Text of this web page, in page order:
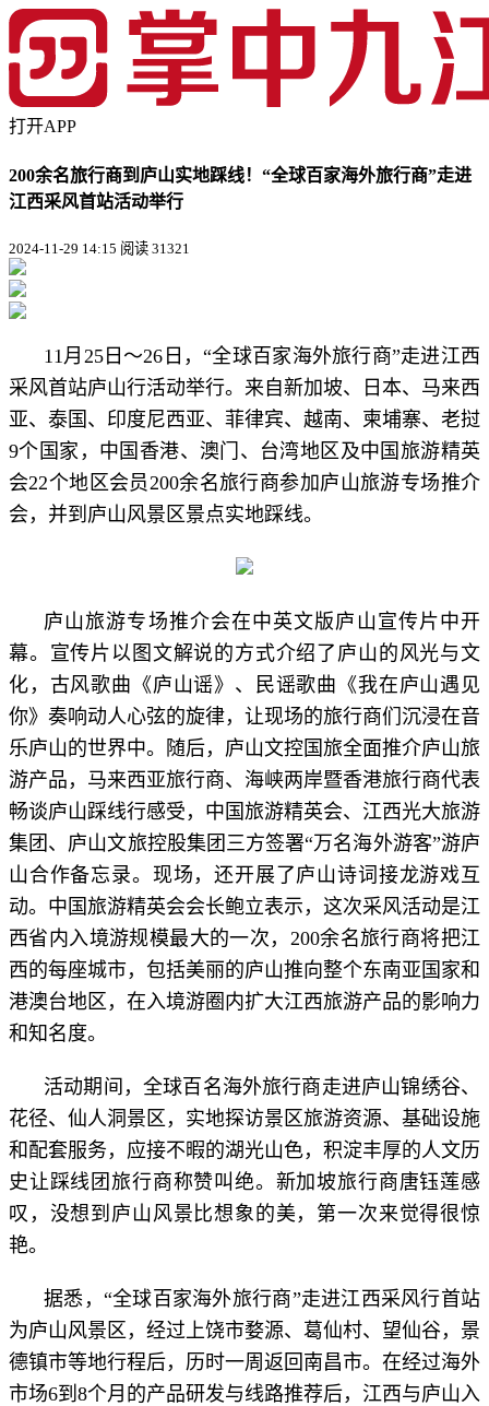
打开APP
200余名旅行商到庐山实地踩线！“全球百家海外旅行商”走进
江西采风首站活动举行
2024-11-29 14:15 阅读 31321
11月25日～26日，“全球百家海外旅行商”走进江西
采风首站庐山行活动举行。来自新加坡、日本、马来西
亚、泰国、印度尼西亚、菲律宾、越南、柬埔寨、老挝
9个国家，中国香港、澳门、台湾地区及中国旅游精英
会22个地区会员200余名旅行商参加庐山旅游专场推介
会，并到庐山风景区景点实地踩线。
庐山旅游专场推介会在中英文版庐山宣传片中开
幕。宣传片以图文解说的方式介绍了庐山的风光与文
化，古风歌曲《庐山谣》、民谣歌曲《我在庐山遇见
你》奏响动人心弦的旋律，让现场的旅行商们沉浸在音
乐庐山的世界中。随后，庐山文控国旅全面推介庐山旅
游产品，马来西亚旅行商、海峡两岸暨香港旅行商代表
畅谈庐山踩线行感受，中国旅游精英会、江西光大旅游
集团、庐山文旅控股集团三方签署“万名海外游客”游庐
山合作备忘录。现场，还开展了庐山诗词接龙游戏互
动。中国旅游精英会会长鲍立表示，这次采风活动是江
西省内入境游规模最大的一次，200余名旅行商将把江
西的每座城市，包括美丽的庐山推向整个东南亚国家和
港澳台地区，在入境游圈内扩大江西旅游产品的影响力
和知名度。
活动期间，全球百名海外旅行商走进庐山锦绣谷、
花径、仙人洞景区，实地探访景区旅游资源、基础设施
和配套服务，应接不暇的湖光山色，积淀丰厚的人文历
史让踩线团旅行商称赞叫绝。新加坡旅行商唐钰莲感
叹，没想到庐山风景比想象的美，第一次来觉得很惊
艳。
据悉，“全球百家海外旅行商”走进江西采风行首站
为庐山风景区，经过上饶市婺源、葛仙村、望仙谷，景
德镇市等地行程后，历时一周返回南昌市。在经过海外
市场6到8个月的产品研发与线路推荐后，江西与庐山入